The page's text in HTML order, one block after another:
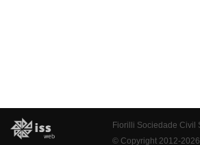
Fiorilli Sociedade Civil
© Copyright 2012-